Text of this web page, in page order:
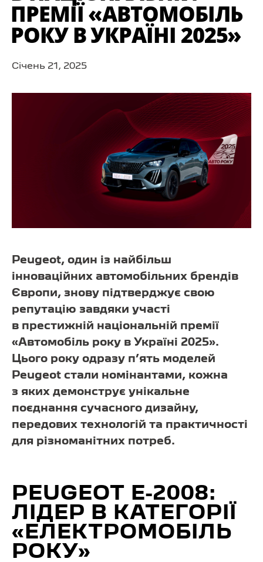
ПРЕМІЇ «АВТОМОБІЛЬ
РОКУ В УКРАЇНІ 2025»
Cічень 21, 2025
Peugeot, один із найбільш
інноваційних автомобільних брендів
Європи, знову підтверджує свою
репутацію завдяки участі
в престижній національній премії
«Автомобіль року в Україні 2025».
Цього року одразу п’ять моделей
Peugeot стали номінантами, кожна
з яких демонструє унікальне
поєднання сучасного дизайну,
передових технологій та практичності
для різноманітних потреб.
PEUGEOT E-2008:
ЛІДЕР В КАТЕГОРІЇ
«ЕЛЕКТРОМОБІЛЬ
РОКУ»